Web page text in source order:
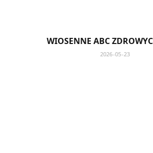
WIOSENNE ABC
2026-05-23